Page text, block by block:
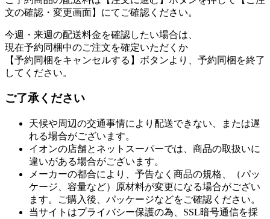
文の確認・変更画面】にてご確認ください。
今週・来週の配送料金を確認したい場合は、
現在予約同梱中のご注文を確定いただくか
【予約同梱をキャンセルする】ボタンより、予約同梱を終了
してください。
ご了承ください
天候や周辺の交通事情により配送できない、または遅
れる場合がございます。
イオンの店舗とネットスーパーでは、商品の取扱いに
違いがある場合がございます。
メーカーの都合により、予告なく商品の規格、（パッ
ケージ、容量など）原材料が変更になる場合がござい
ます。ご購入後、パッケージなどをご確認ください。
当サイトはプライバシー保護の為、SSL暗号通信を採